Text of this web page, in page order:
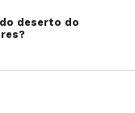
deserto do